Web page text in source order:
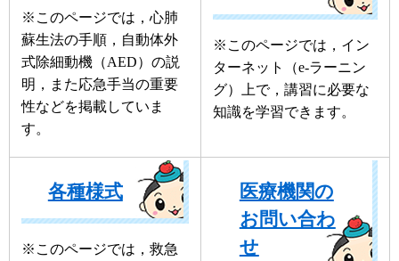
※このページでは，心肺
蘇生法の手順，自動体外
式除細動機（AED）の説
明，また応急手当の重要
性などを掲載していま
す。
※このページでは，イン
ターネット（e-ラーニン
グ）上で，講習に必要な
知識を学習できます。
各種様式
※このページでは，救急
医療機関の
お問い合わ
せ